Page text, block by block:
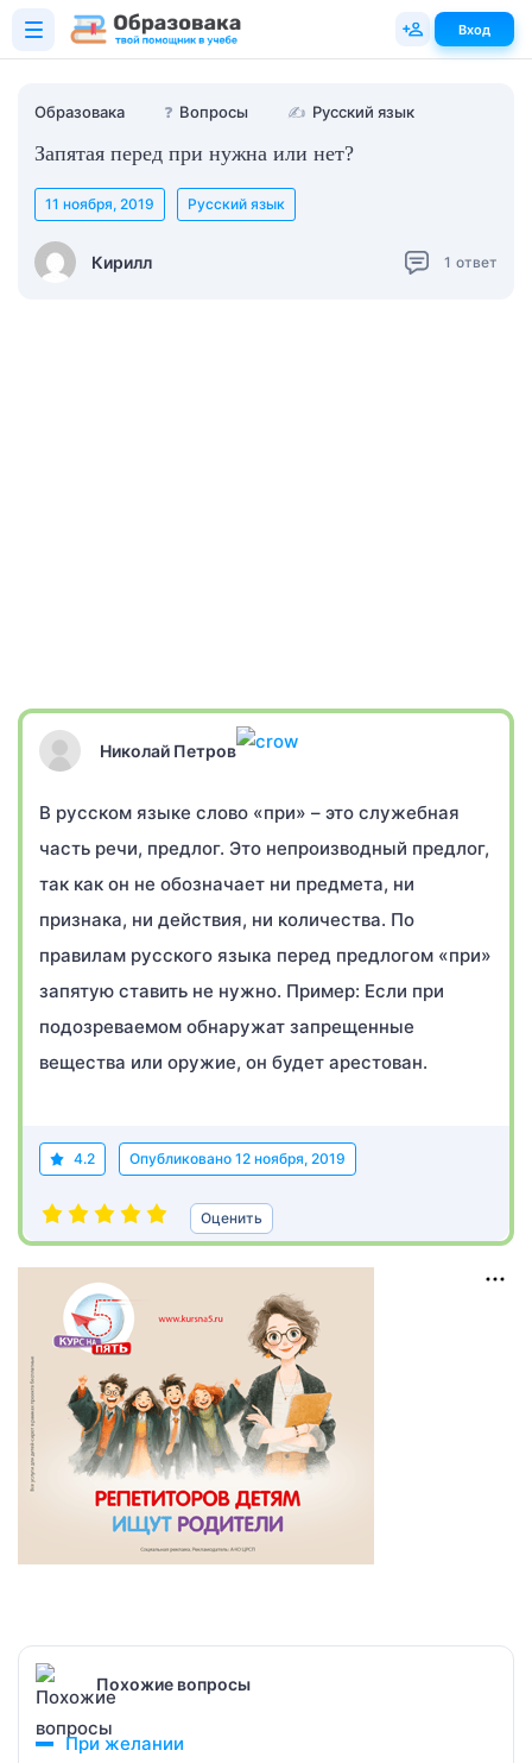
Образовака ❓ Вопросы ✍ Русский язык
Запятая перед при нужна или нет?
Кирилл
11 ноября, 2019 Русский язык
1 ответ
Николай Петров
В русском языке слово «при» – это служебная
часть речи, предлог. Это непроизводный предлог,
так как он не обозначает ни предмета, ни
признака, ни действия, ни количества. По
правилам русского языка перед предлогом «при»
запятую ставить не нужно. Пример: Если при
подозреваемом обнаружат запрещенные
вещества или оружие, он будет арестован.
4.2 Опубликовано 12 ноября, 2019
Оценить
Похожие вопросы
При желании
Вход